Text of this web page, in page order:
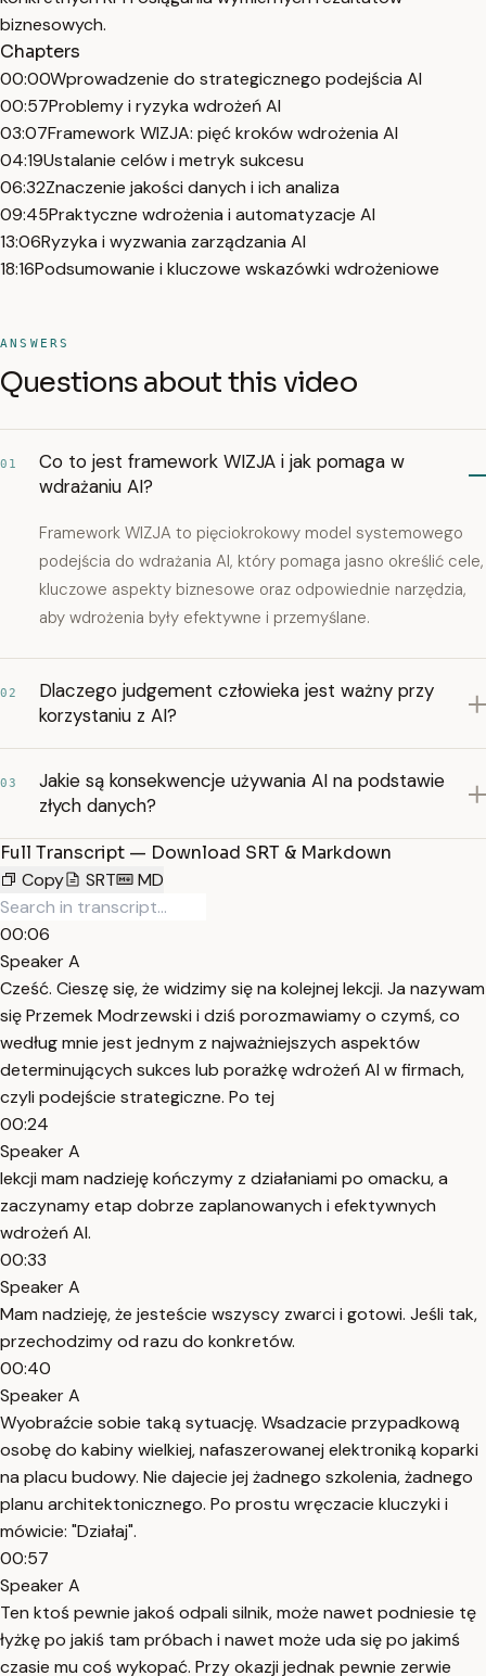
biznesowych.
Chapters
00:00Wprowadzenie do strategicznego podejścia AI
00:57Problemy i ryzyka wdrożeń AI
03:07Framework WIZJA: pięć kroków wdrożenia AI
04:19Ustalanie celów i metryk sukcesu
06:32Znaczenie jakości danych i ich analiza
09:45Praktyczne wdrożenia i automatyzacje AI
13:06Ryzyka i wyzwania zarządzania AI
18:16Podsumowanie i kluczowe wskazówki wdrożeniowe
ANSWERS
Questions about this video
01
Co to jest framework WIZJA i jak pomaga w
wdrażaniu AI?
Framework WIZJA to pięciokrokowy model systemowego
podejścia do wdrażania AI, który pomaga jasno określić cele,
kluczowe aspekty biznesowe oraz odpowiednie narzędzia,
aby wdrożenia były efektywne i przemyślane.
02
Dlaczego judgement człowieka jest ważny przy
korzystaniu z AI?
03
Jakie są konsekwencje używania AI na podstawie
złych danych?
Full Transcript — Download SRT & Markdown
Copy
SRT MD
00:06
Speaker A
Cześć. Cieszę się, że widzimy się na kolejnej lekcji. Ja nazywam
się Przemek Modrzewski i dziś porozmawiamy o czymś, co
według mnie jest jednym z najważniejszych aspektów
determinujących sukces lub porażkę wdrożeń AI w firmach,
czyli podejście strategiczne. Po tej
00:24
Speaker A
lekcji mam nadzieję kończymy z działaniami po omacku, a
zaczynamy etap dobrze zaplanowanych i efektywnych
wdrożeń AI.
00:33
Speaker A
Mam nadzieję, że jesteście wszyscy zwarci i gotowi. Jeśli tak,
przechodzimy od razu do konkretów.
00:40
Speaker A
Wyobraźcie sobie taką sytuację. Wsadzacie przypadkową
osobę do kabiny wielkiej, nafaszerowanej elektroniką koparki
na placu budowy. Nie dajecie jej żadnego szkolenia, żadnego
planu architektonicznego. Po prostu wręczacie kluczyki i
mówicie: "Działaj".
00:57
Speaker A
Ten ktoś pewnie jakoś odpali silnik, może nawet podniesie tę
łyżkę po jakiś tam próbach i nawet może uda się po jakimś
czasie mu coś wykopać. Przy okazji jednak pewnie zerwie